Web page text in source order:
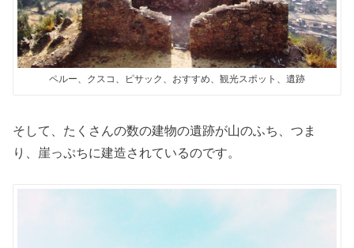
ペルー、クスコ、ピサック、おすすめ、観光スポット、遺跡
そして、たくさんの数の建物の遺跡が山のふち、つま
り、崖っぷちに建造されているのです。